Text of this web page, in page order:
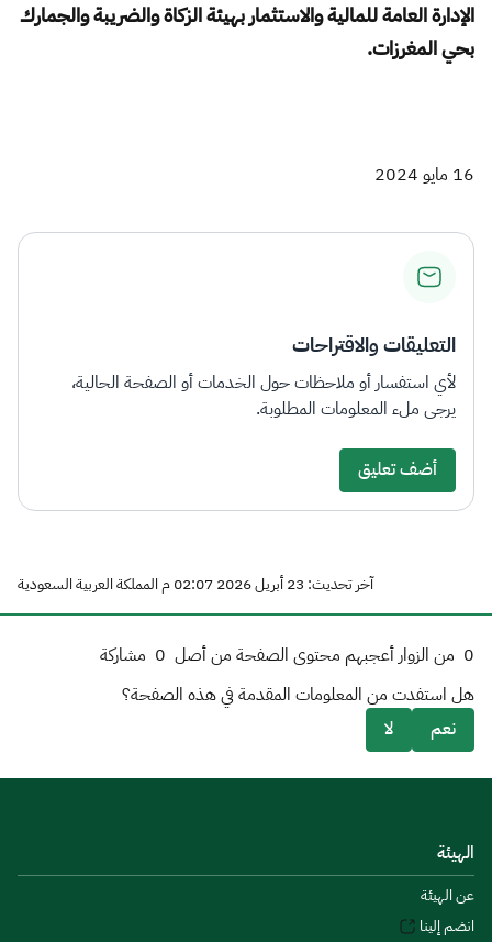
الإدارة العامة للمالية والاستثمار بهيئة الزكاة والضريبة والجمارك
بحي المغرزات.​
16 مايو 2024
التعليقات والاقتراحات
لأي استفسار أو ملاحظات حول الخدمات أو الصفحة الحالية،
يرجى ملء المعلومات المطلوبة.
أضف تعليق
آخر تحديث: 23 أبريل 2026 02:07 م المملكة العربية السعودية
0 من الزوار أعجبهم محتوى الصفحة من أصل 0 مشاركة
هل استفدت من المعلومات المقدمة في هذه الصفحة؟
نعم
لا
الهيئة
عن الهيئة
انضم إلينا